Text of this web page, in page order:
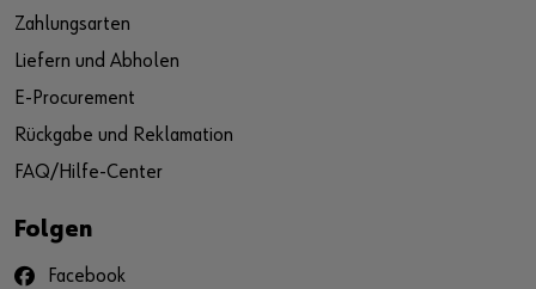
Zahlungsarten
Liefern und Abholen
E-Procurement
Rückgabe und Reklamation
FAQ/Hilfe-Center
Folgen
Facebook